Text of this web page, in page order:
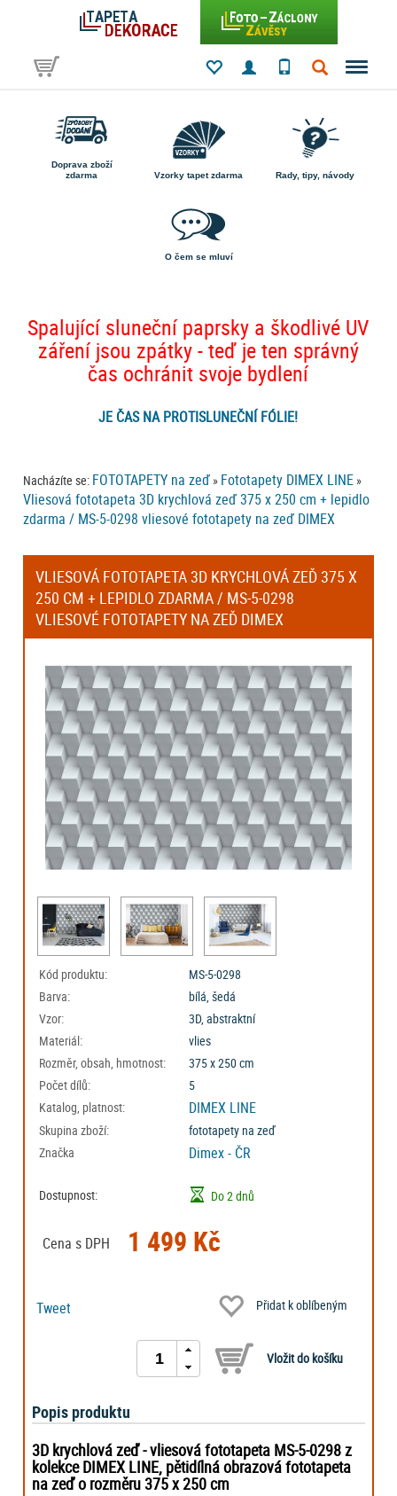
Doprava zboží
zdarma
Vzorky tapet zdarma Rady, tipy, návody
O čem se mluví
Spalující sluneční paprsky a škodlivé UV
záření jsou zpátky - teď je ten správný
čas ochránit svoje bydlení
JE ČAS NA PROTISLUNEČNÍ FÓLIE!
Nacházíte se: FOTOTAPETY na zeď » Fototapety DIMEX LINE »
Vliesová fototapeta 3D krychlová zeď 375 x 250 cm + lepidlo
zdarma / MS-5-0298 vliesové fototapety na zeď DIMEX
VLIESOVÁ FOTOTAPETA 3D KRYCHLOVÁ ZEĎ 375 X
250 CM + LEPIDLO ZDARMA / MS-5-0298
VLIESOVÉ FOTOTAPETY NA ZEĎ DIMEX
Kód produktu:
MS-5-0298
Barva:
bílá, šedá
Vzor:
3D, abstraktní
Materiál:
vlies
Rozměr, obsah, hmotnost:
375 x 250 cm
Počet dílů:
5
Katalog, platnost:
DIMEX LINE
Skupina zboží:
fototapety na zeď
Značka
Dimex - ČR
Dostupnost: Do 2 dnů
Cena s DPH 1 499 Kč
Tweet Přidat k oblíbeným
Popis produktu
3D krychlová zeď - vliesová fototapeta MS-5-0298 z
kolekce DIMEX LINE, pětidílná obrazová fototapeta
na zeď o rozměru 375 x 250 cm